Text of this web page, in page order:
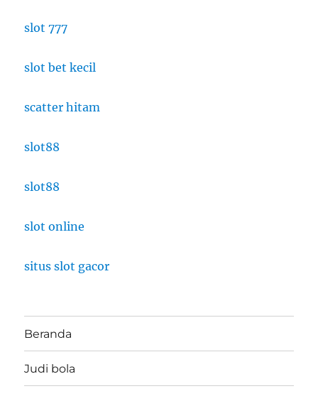
slot 777
slot bet kecil
scatter hitam
slot88
slot88
slot online
situs slot gacor
Beranda
Judi bola